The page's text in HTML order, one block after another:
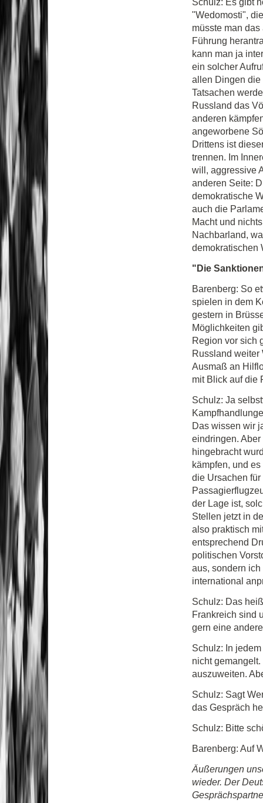
"Wedomosti",
müsste man
Führung
kann man ja
ein solcher
allen Dingen die
Tatsachen
Russland das
anderen
angeworbene
Drittens ist
trennen. Im
will, aggressive
anderen Seite:
demokratische
auch die
Macht und
Nachbarland,
demokratischen
"Die
Barenberg: So
spielen in dem
gestern in
Möglichkeiten
Region vor sich
Russland weiter
Ausmaß an
mit Blick auf die
Schulz: Ja
Das wissen wir
eindringen.
hingebracht
kämpfen, und
die Ursachen
der Lage ist,
Stellen jetzt in
also praktisch
entsprechend
politischen
aus, sondern
international
Schulz: Das
Frankreich sind
gern eine
Schulz: In
nicht
auszuweiten.
Schulz: Sagt
das Gespräch
Schulz: Bitte
Barenberg: Auf
Äußerungen
wieder. Der